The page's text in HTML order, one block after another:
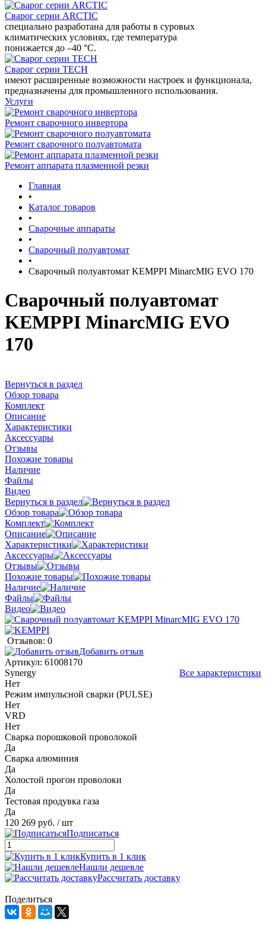
Сварог серии ARCTIC
специально разработана для работы в суровых
климатических условиях, где температура
понижается до –40 °С.
Сварог серии TECH
имеют расширенные возможности настроек и функционала,
предназначены для промышленного использования.
Услуги
Ремонт сварочного инвертора
Ремонт сварочного полуавтомата
Ремонт аппарата плазменной резки
Главная
•
Каталог товаров
•
Сварочные аппараты
•
Сварочный полуавтомат
•
Сварочный полуавтомат KEMPPI MinarcMIG EVO 170
Сварочный полуавтомат
KEMPPI MinarcMIG EVO
170
Вернуться в раздел
Обзор товара
Комплект
Описание
Характеристики
Аксессуары
Отзывы
Похожие товары
Наличие
Файлы
Видео
Вернуться в раздел
Обзор товара
Комплект
Описание
Характеристики
Аксессуары
Отзывы
Похожие товары
Наличие
Файлы
Видео
Отзывов: 0
Добавить отзыв
Артикул: 61008170
Все характеристики
Synergy
Нет
Режим импульсной сварки (PULSE)
Нет
VRD
Нет
Сварка порошковой проволокой
Да
Сварка алюминия
Да
Холостой прогон проволоки
Да
Тестовая продувка газа
Да
120 269 руб. / шт
Подписаться
Купить в 1 клик
Нашли дешевле
Рассчитать доставку
Поделиться